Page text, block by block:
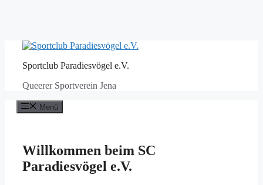
springenSportclub Paradiesvögel e.V.
Queerer Sportverein Jena
Menü
Willkommen beim SC
Paradiesvögel e.V.